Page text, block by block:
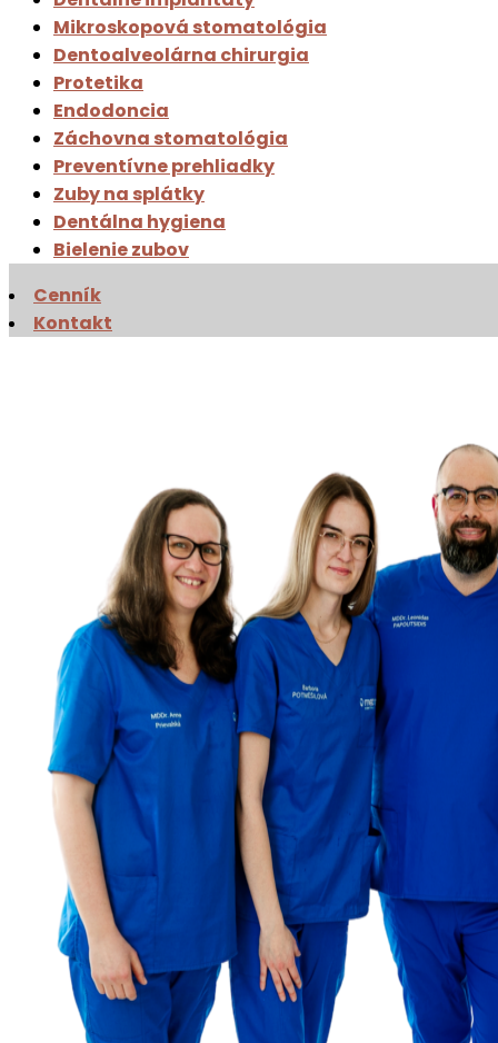
Mikroskopová stomatológia
Dentoalveolárna chirurgia
Protetika
Endodoncia
Záchovna stomatológia
Preventívne prehliadky
Zuby na splátky
Dentálna hygiena
Bielenie zubov
Cenník
Kontakt